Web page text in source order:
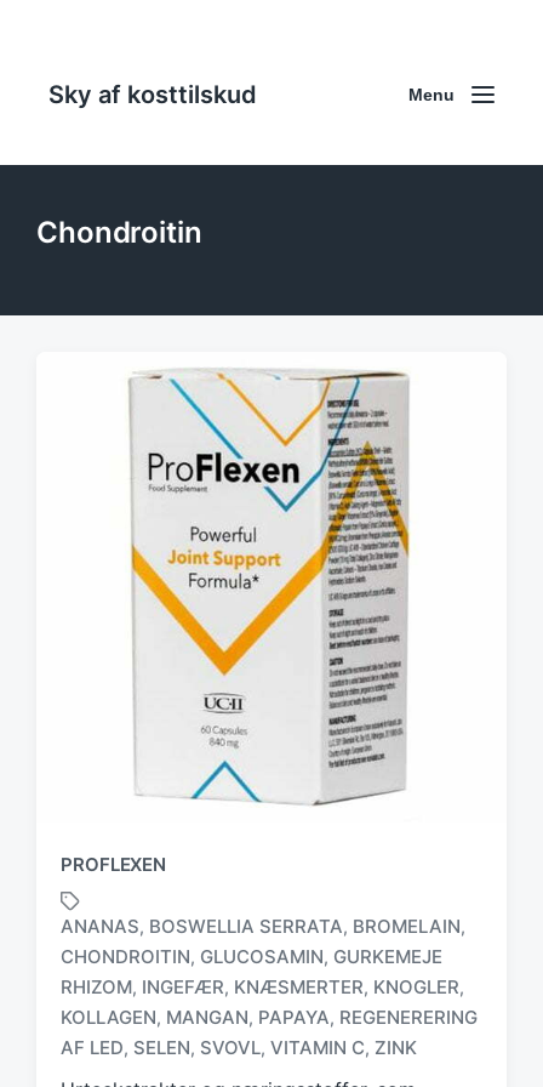
Sky af kosttilskud Menu
Chondroitin
PROFLEXEN
T
a
g
ANANAS, BOSWELLIA SERRATA, BROMELAIN,
CHONDROITIN, GLUCOSAMIN, GURKEMEJE
RHIZOM, INGEFÆR, KNÆSMERTER, KNOGLER,
KOLLAGEN, MANGAN, PAPAYA, REGENERERING
AF LED, SELEN, SVOVL, VITAMIN C, ZINK